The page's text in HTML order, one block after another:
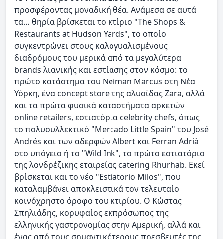
προσφέροντας μοναδική θέα. Ανάμεσα σε αυτά
τα… θηρία βρίσκεται το κτίριο "The Shops &
Restaurants at Hudson Yards", το οποίο
συγκεντρώνει στους καλογυαλισμένους
διαδρόμους του μερικά από τα μεγαλύτερα
brands λιανικής και εστίασης στον κόσμο: το
πρώτο κατάστημα του Neiman Marcus στη Νέα
Υόρκη, ένα concept store της αλυσίδας Zara, αλλά
και τα πρώτα φυσικά καταστήματα αρκετών
online retailers, εστιατόρια celebrity chefs, όπως
το πολυσυλλεκτικό "Mercado Little Spain" του José
Andrés και των αδερφών Albert και Ferran Adrià
στο υπόγειο ή το "Wild Ink", το πρώτο εστιατόριο
της λονδρέζικης εταιρείας catering Rhurhab. Εκεί
βρίσκεται και το νέο "Estiatorio Milos", που
καταλαμβάνει αποκλειστικά τον τελευταίο
κοινόχρηστο όροφο του κτιρίου. Ο Κώστας
Σπηλιάδης, κορυφαίος εκπρόσωπος της
ελληνικής γαστρονομίας στην Αμερική, αλλά και
ένας από τους σημαντικότερους πρεσβευτές της